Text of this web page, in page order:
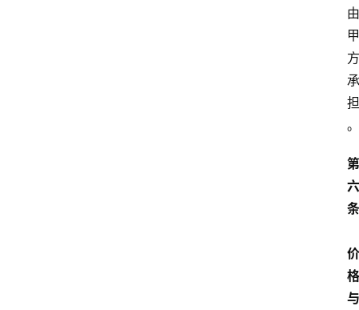
由
甲
方
承
担
。
第
六
条
价
格
与